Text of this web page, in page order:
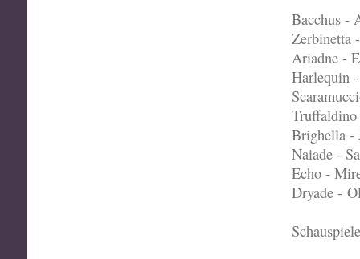
Bacchus -
Zerbinetta
Ariadne -
Harlequin
Brighella -
Naiade -
Echo -
Dryade -